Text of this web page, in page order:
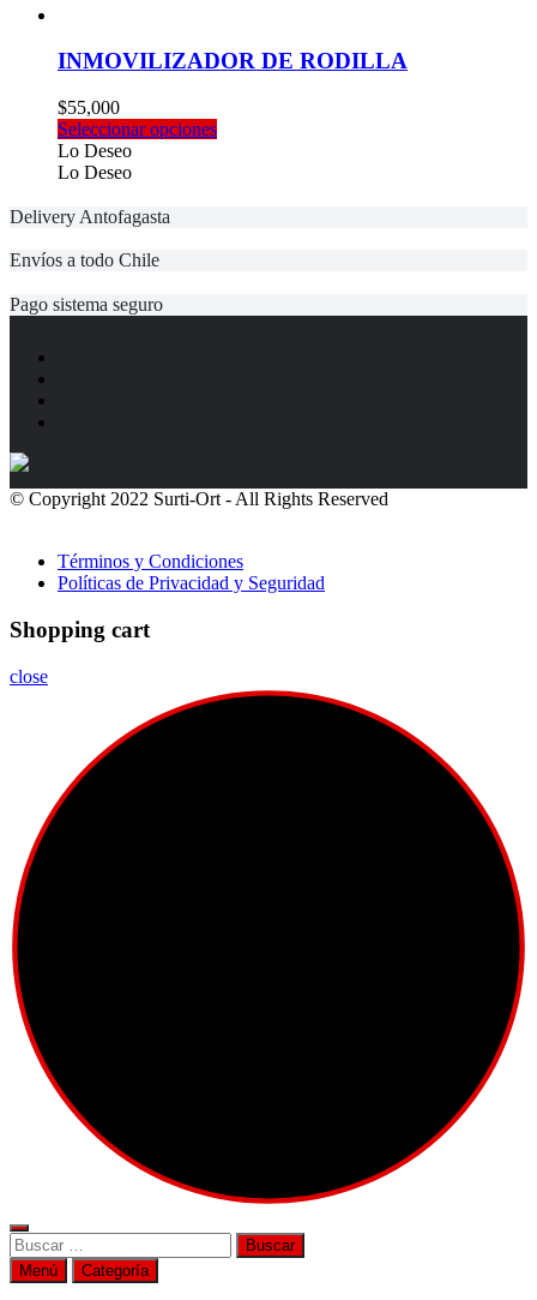
producto
INMOVILIZADOR DE RODILLA
$55,000
Seleccionar opcionesEste
elegir
Lo Deseo
Lo Deseo
Delivery Antofagasta
Envíos a todo Chile
Pago sistema seguro
© Copyright 2022 Surti-Ort - All Rights Reserved
Términos y Condiciones
Políticas de Privacidad y Seguridad
Shopping cart
close
Buscar
por:
Menú Categoría